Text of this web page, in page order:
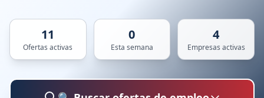
11
Ofertas activas
0
Esta semana
4
Empresas activas